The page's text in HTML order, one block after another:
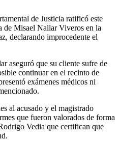
de Justicia ratificó este
de Misael Nallar Viveros en la
declarando improcedente el
aseguró que su cliente sufre de
continuar en el recinto de
exámenes médicos ni
al acusado y el magistrado
que fueron valorados de forma
Vedia que certifican que